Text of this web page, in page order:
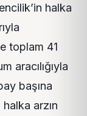
halka
toplam 41
aracılığıyla
başına
arzın